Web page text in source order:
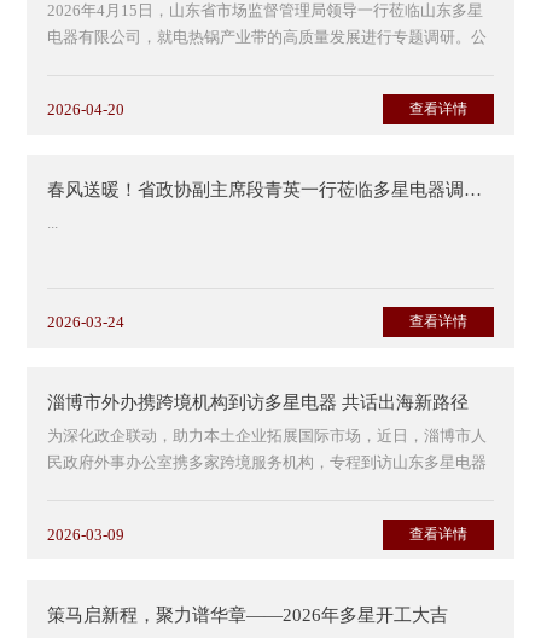
2026年4月15日，山东省市场监督管理局领导一行莅临山东多星
电器有限公司，就电热锅产业带的高质量发展进行专题调研。公
调研期间，公司...
2026-04-20 查看详情
春风送暖！省政协副主席段青英一行莅临多星电器调研指导
...
2026-03-24 查看详情
淄博市外办携跨境机构到访多星电器 共话出海新路径
为深化政企联动，助力本土企业拓展国际市场，近日，淄博市人
民政府外事办公室携多家跨境服务机构，专程到访山东多星电器
2026-03-09 查看详情
策马启新程，聚力谱华章——2026年多星开工大吉